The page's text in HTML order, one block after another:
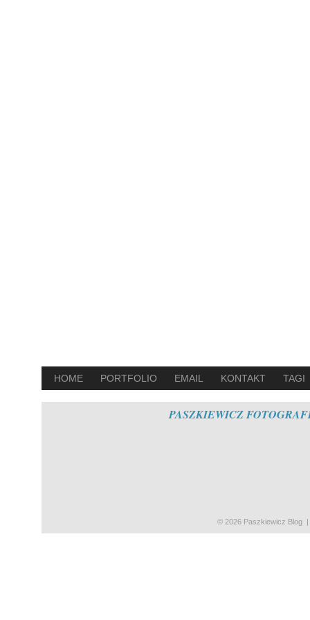
HOME PORTFOLIO EMAIL KONTAKT TAGI
PASZKIEWICZ
© 2026 Paszkiewicz Blog |